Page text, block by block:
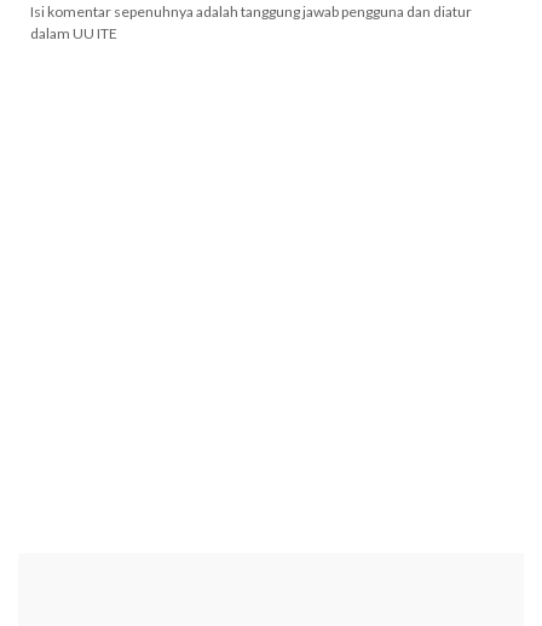
Isi komentar sepenuhnya adalah tanggung jawab pengguna dan diatur
dalam UU ITE